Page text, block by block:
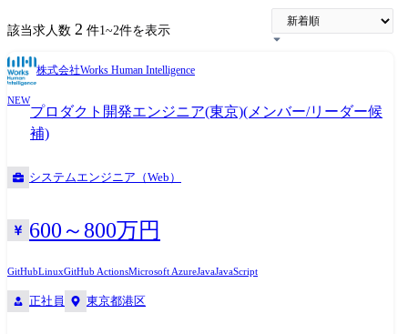
該当求人数 2 件1~2件を表示
株式会社Works Human Intelligence
NEW
プロダクト開発エンジニア(東京)(メンバー/リーダー候
補)
システムエンジニア（Web）
600～800万円
GitHubLinuxGitHub ActionsMicrosoft AzureJavaJavaScript
正社員 東京都港区